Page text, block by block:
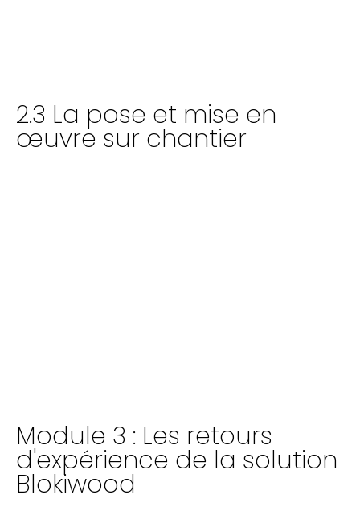
2.3 La pose et mise en
œuvre sur chantier
Module 3 : Les retours
d'expérience de la solution
Blokiwood